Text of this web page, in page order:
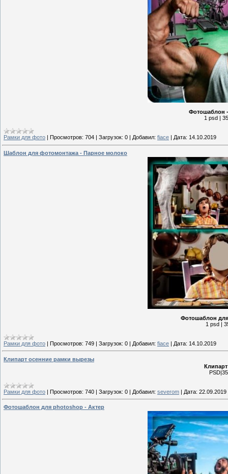
Фотошаблон
1 psd |
Рамки для фото Просмотров: 704 Загрузок: 0 Добавил: fiace Дата: 14.10.2019
Шаблон для фотомонтажа - Парное молоко
Фотошаблон
1 psd |
Рамки для фото | Просмотров: 749 | Загрузок: 0 | Добавил: fiace | Дата: 14.10.2019
Клипарт осенние рамки вырезы
Рамки для фото | Просмотров: 740 | Загрузок: 0 | Добавил: severom | Дата: 22.09.2019
Фотошаблон для photoshop - Актер